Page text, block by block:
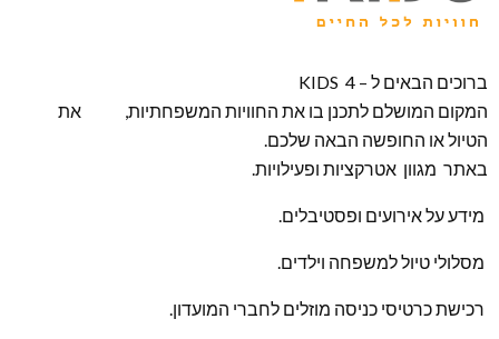
ברוכים הבאים ל – KIDS 4
המקום המושלם לתכנן בו את החוויות המשפחתיות, את
הטיול או החופשה הבאה שלכם.
באתר מגוון אטרקציות ופעילויות.
מידע על אירועים ופסטיבלים.
מסלולי טיול למשפחה וילדים.
רכישת כרטיסי כניסה מוזלים לחברי המועדון.